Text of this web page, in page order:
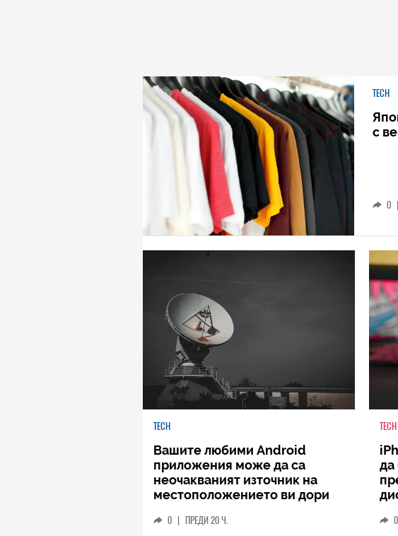
TECH
с
0 |
TECH
Вашите любими Android
приложения може да са
неочакваният източник на
местоположението ви дори
0 | ПРЕДИ 20 Ч.
TECH
да
0